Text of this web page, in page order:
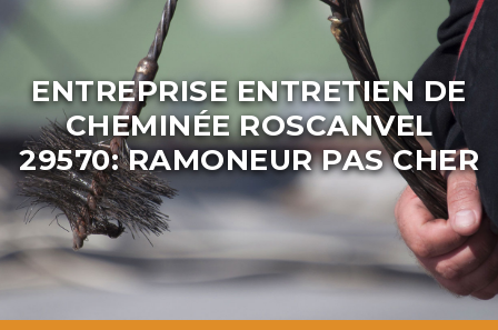
ENTREPRISE ENTRETIEN DE
CHEMINÉE ROSCANVEL
29570: RAMONEUR PAS CHER